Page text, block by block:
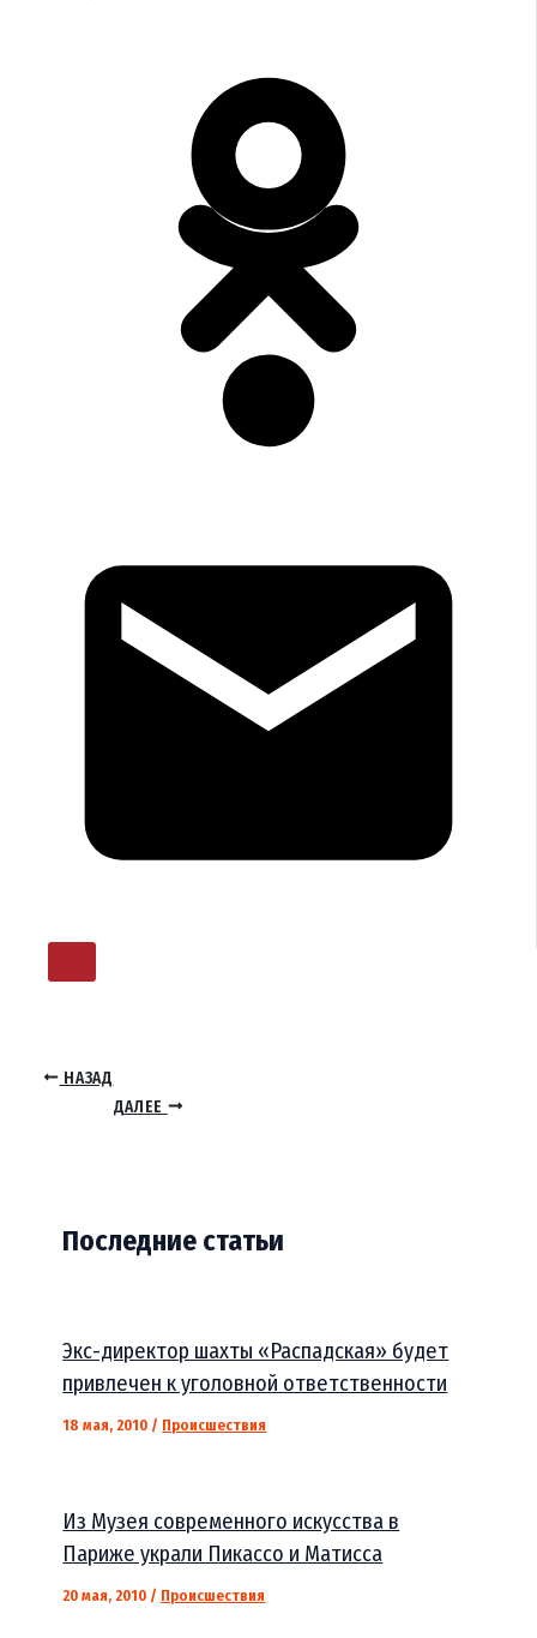
НАЗАД
ДАЛЕЕ
Последние статьи
Экс-директор шахты «Распадская» будет
привлечен к уголовной ответственности
18 мая, 2010 / Происшествия
Из Музея современного искусства в
Париже украли Пикассо и Матисса
20 мая, 2010 / Происшествия